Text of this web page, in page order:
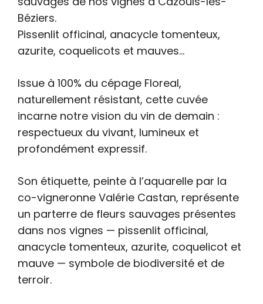
Béziers.
Pissenlit officinal, anacycle tomenteux,
azurite, coquelicots et mauves…
Issue à 100% du cépage Floreal,
naturellement résistant, cette cuvée
incarne notre vision du vin de demain :
respectueux du vivant, lumineux et
profondément expressif.
Son étiquette, peinte à l’aquarelle par la
co-vigneronne Valérie Castan, représente
un parterre de fleurs sauvages présentes
dans nos vignes — pissenlit officinal,
anacycle tomenteux, azurite, coquelicot et
mauve — symbole de biodiversité et de
terroir.